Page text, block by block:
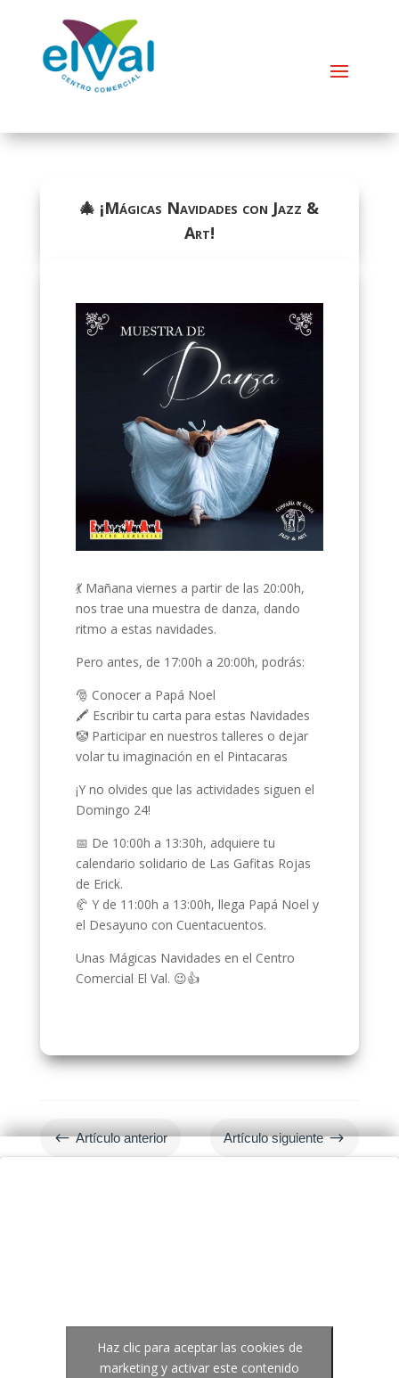
🎄 ¡Mágicas Navidades con Jazz &
Art!
💃 Mañana viernes a partir de las 20:00h,
nos trae una muestra de danza, dando
ritmo a estas navidades.
Pero antes, de 17:00h a 20:00h, podrás:
🎅 Conocer a Papá Noel
🖍 Escribir tu carta para estas Navidades
🤡 Participar en nuestros talleres o dejar
volar tu imaginación en el Pintacaras
¡Y no olvides que las actividades siguen el
Domingo 24!
📅 De 10:00h a 13:30h, adquiere tu
calendario solidario de Las Gafitas Rojas
de Erick.
🥐 Y de 11:00h a 13:00h, llega Papá Noel y
el Desayuno con Cuentacuentos.
Unas Mágicas Navidades en el Centro
Comercial El Val. 😉👍
# Artículo anterior Artículo siguiente $
Haz clic para aceptar las cookies de
marketing y activar este contenido